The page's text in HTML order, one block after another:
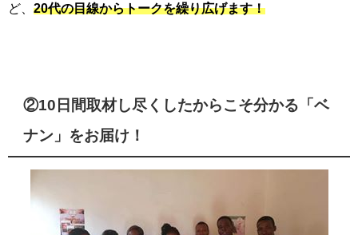
ど、 20代の目線からトークを繰り広げます！
②10 日間取材し尽くしたからこそ分かる「ベ
ナン」をお届け！